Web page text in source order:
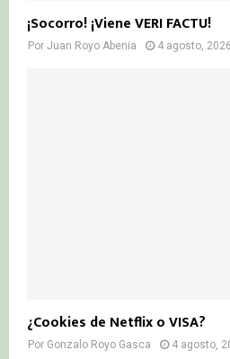
¡Socorro! ¡Viene VERI FACTU!
Por Juan Royo Abenia 4 agosto, 2026
¿Cookies de Netflix o VISA?
Por Gonzalo Royo Gasca 4 agosto,